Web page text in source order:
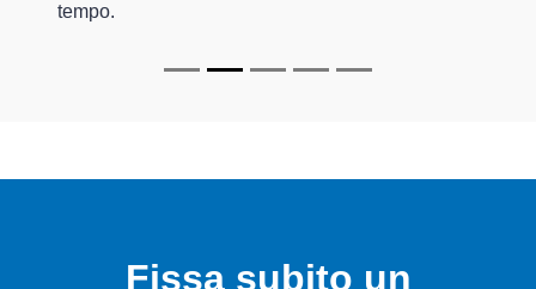
tempo.
Fissa subito un